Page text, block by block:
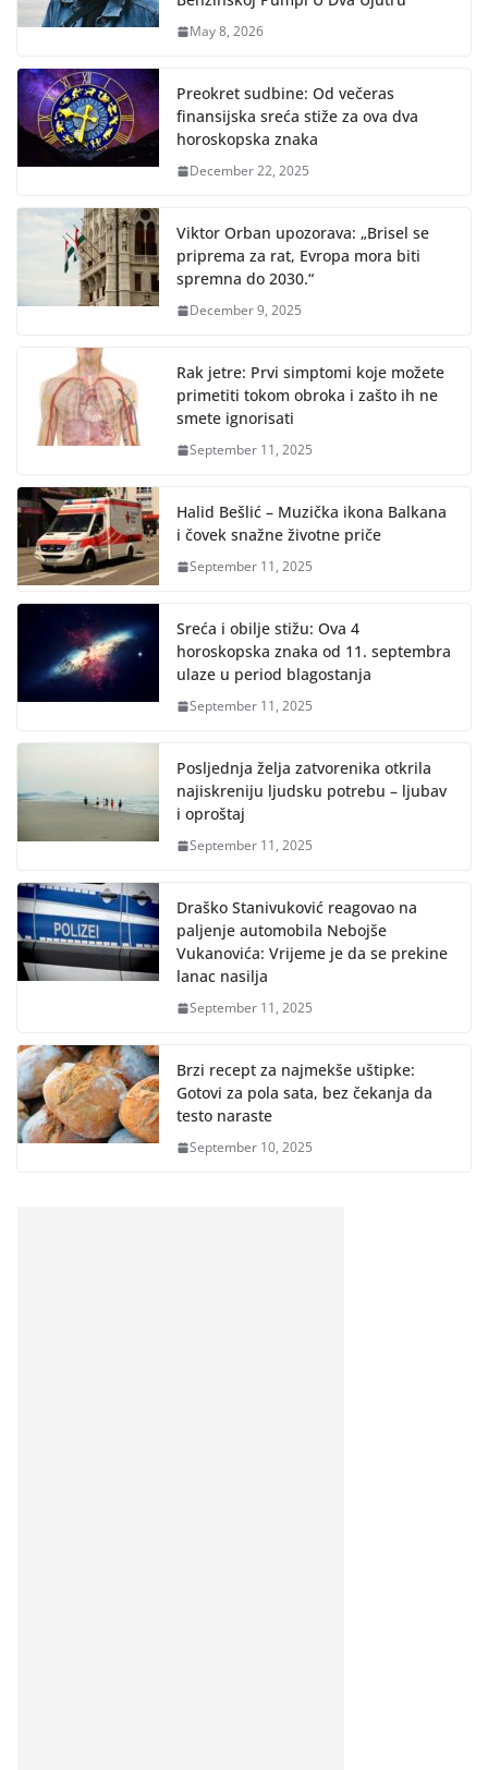
May 8, 2026
Preokret sudbine: Od večeras
finansijska sreća stiže za ova dva
horoskopska znaka
December 22, 2025
Viktor Orban upozorava: „Brisel se
priprema za rat, Evropa mora biti
spremna do 2030.“
December 9, 2025
Rak jetre: Prvi simptomi koje možete
primetiti tokom obroka i zašto ih ne
smete ignorisati
September 11, 2025
Halid Bešlić – Muzička ikona Balkana
i čovek snažne životne priče
September 11, 2025
Sreća i obilje stižu: Ova 4
horoskopska znaka od 11. septembra
ulaze u period blagostanja
September 11, 2025
Posljednja želja zatvorenika otkrila
najiskreniju ljudsku potrebu – ljubav
i oproštaj
September 11, 2025
Draško Stanivuković reagovao na
paljenje automobila Nebojše
Vukanovića: Vrijeme je da se prekine
lanac nasilja
September 11, 2025
Brzi recept za najmekše uštipke:
Gotovi za pola sata, bez čekanja da
testo naraste
September 10, 2025